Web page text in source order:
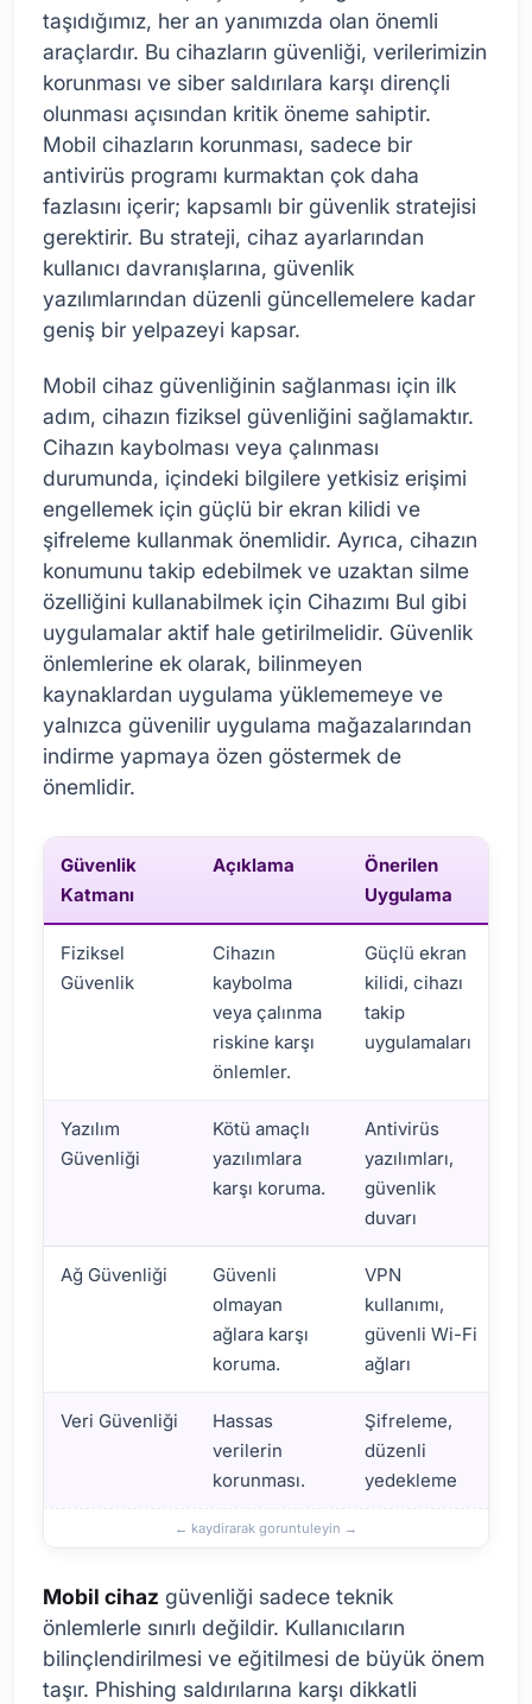
taşıdığımız, her an yanımızda olan önemli
araçlardır. Bu cihazların güvenliği, verilerimizin
korunması ve siber saldırılara karşı dirençli
olunması açısından kritik öneme sahiptir.
Mobil cihazların korunması, sadece bir
antivirüs programı kurmaktan çok daha
fazlasını içerir; kapsamlı bir güvenlik stratejisi
gerektirir. Bu strateji, cihaz ayarlarından
kullanıcı davranışlarına, güvenlik
yazılımlarından düzenli güncellemelere kadar
geniş bir yelpazeyi kapsar.
Mobil cihaz güvenliğinin sağlanması için ilk
adım, cihazın fiziksel güvenliğini sağlamaktır.
Cihazın kaybolması veya çalınması
durumunda, içindeki bilgilere yetkisiz erişimi
engellemek için güçlü bir ekran kilidi ve
şifreleme kullanmak önemlidir. Ayrıca, cihazın
konumunu takip edebilmek ve uzaktan silme
özelliğini kullanabilmek için Cihazımı Bul gibi
uygulamalar aktif hale getirilmelidir. Güvenlik
önlemlerine ek olarak, bilinmeyen
kaynaklardan uygulama yüklememeye ve
yalnızca güvenilir uygulama mağazalarından
indirme yapmaya özen göstermek de
önemlidir.
Güvenlik
Katmanı
Açıklama
Önerilen
Uygulama
Fiziksel
Güvenlik
Cihazın
kaybolma
veya çalınma
riskine karşı
önlemler.
Güçlü ekran
kilidi, cihazı
takip
uygulamaları
Yazılım
Güvenliği
Kötü amaçlı
yazılımlara
karşı koruma.
Antivirüs
yazılımları,
güvenlik
duvarı
Ağ Güvenliği
Güvenli
olmayan
ağlara karşı
koruma.
VPN
kullanımı,
güvenli Wi-Fi
ağları
Veri Güvenliği
Hassas
verilerin
korunması.
Şifreleme,
düzenli
yedekleme
Mobil cihaz güvenliği sadece teknik
önlemlerle sınırlı değildir. Kullanıcıların
bilinçlendirilmesi ve eğitilmesi de büyük önem
taşır. Phishing saldırılarına karşı dikkatli